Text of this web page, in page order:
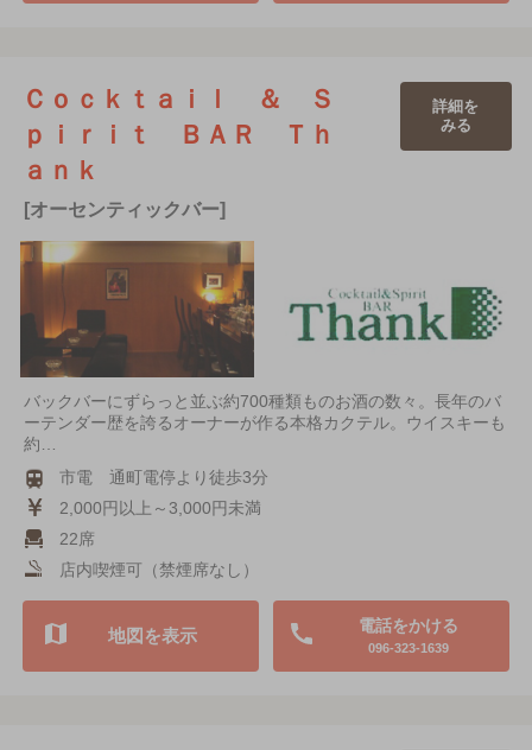
Ｃｏｃｋｔａｉｌ ＆ Ｓ
ｐｉｒｉｔ ＢＡＲ Ｔｈ
ａｎｋ
[オーセンティックバー]
詳細を
みる
バックバーにずらっと並ぶ約700種類ものお酒の数々。長年のバ
ーテンダー歴を誇るオーナーが作る本格カクテル。ウイスキーも
約…
市電 通町電停より徒歩3分
2,000円以上～3,000円未満
22席
店内喫煙可（禁煙席なし）
電話をかける
096-323-1639
地図を表示